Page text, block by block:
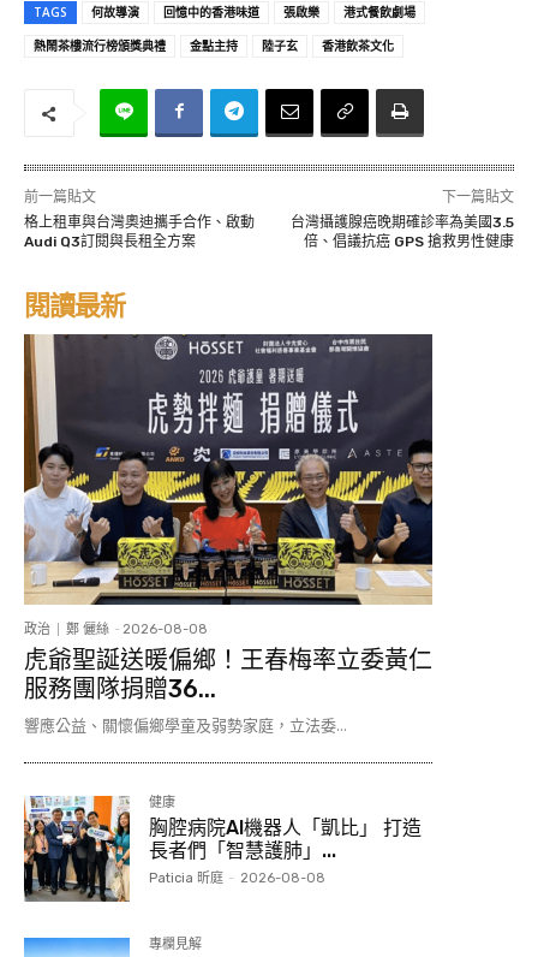
TAGS 何故導演 回憶中的香港味道 張啟樂
港式餐飲劇場
熱鬧茶樓流行榜頒獎典禮
金點主持 陸子玄 香港飲茶文化
前一篇貼文
格上租車與台灣奧迪攜手合作、啟動
Audi Q3訂閱與長租全方案
下一篇貼文
台灣攝護腺癌晚期確診率為美國3.5
倍、倡議抗癌 GPS 搶救男性健康
閱讀最新
政治 鄭 儷絲 - 2026-08-08
虎爺聖誕送暖偏鄉！王春梅率立委黃仁
服務團隊捐贈36...
響應公益、關懷偏鄉學童及弱勢家庭，立法委...
健康
胸腔病院AI機器人「凱比」 打造
長者們「智慧護肺」...
Paticia 昕庭 - 2026-08-08
專欄見解